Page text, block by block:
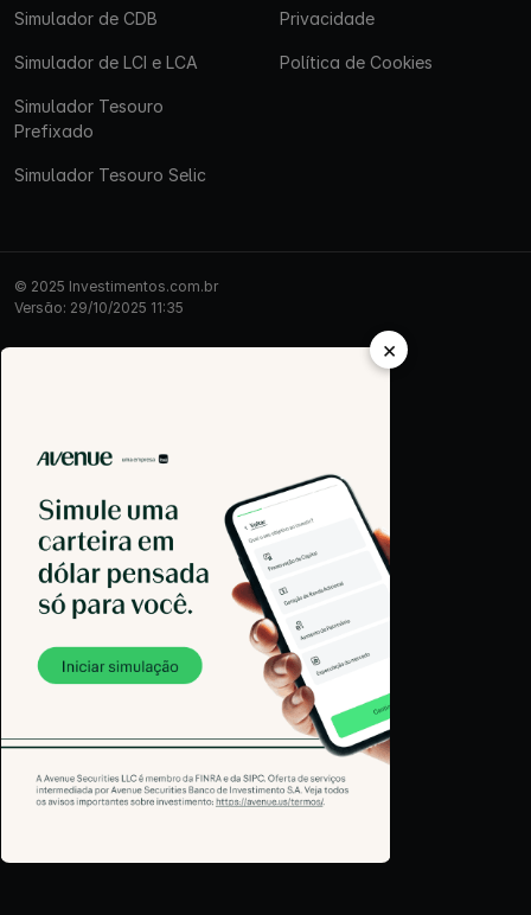
Simulador de CDB
Simulador de LCI e LCA
Simulador Tesouro
Prefixado
Simulador Tesouro Selic
Privacidade
Política de Cookies
© 2025 Investimentos.com.br
Versão: 29/10/2025 11:35
×